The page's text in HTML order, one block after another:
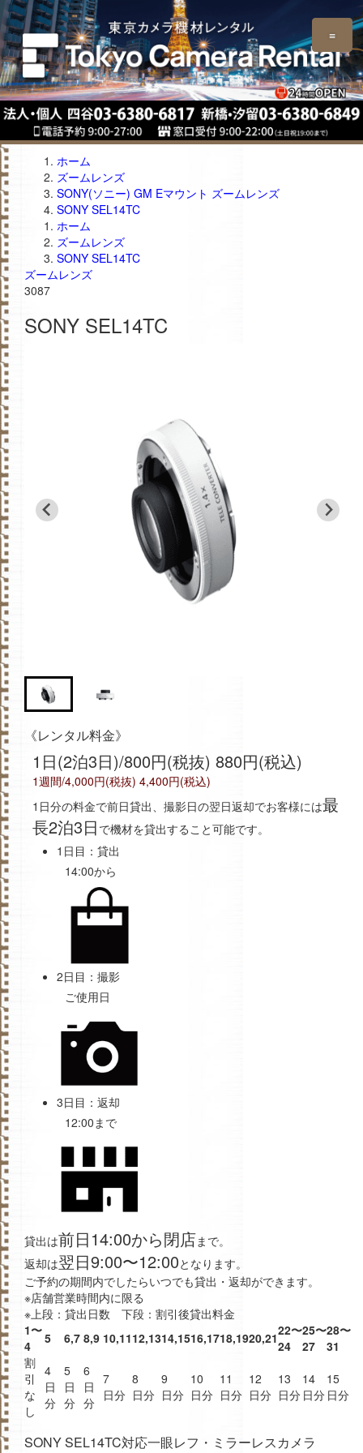
≡
ホーム
ズームレンズ
SONY(ソニー) GM Eマウント ズームレンズ
SONY SEL14TC
ホーム
ズームレンズ
SONY SEL14TC
ズームレンズ
3087
SONY SEL14TC
《レンタル料金》
1日(2泊3日)/800円(税抜) 880円(税込)
1週間/4,000円(税抜) 4,400円(税込)
1日分の料金で前日貸出、撮影日の翌日返却でお客様には最
長2泊3日 で機材を貸出すること可能です。
1日目：貸出
14:00から
2日目：撮影
ご使用日
3日目：返却
12:00まで
貸出は前日14:00から閉店まで。
返却は翌日9:00〜12:00となります。
ご予約の期間内でしたらいつでも貸出・返却ができます。
※店舗営業時間内に限る
※上段：貸出日数 下段：割引後貸出料金
1〜
4
5 6,7 8,9 10,1112,1314,1516,1718,1920,2122〜
24
25〜
27
28〜
31
割
引
な
し
4
日
分
5
日
分
6
日
分
7
日分
8
日分
9
日分
10
日分
11
日分
12
日分
13
日分
14
日分
15
日分
SONY SEL14TC対応一眼レフ・ミラーレスカメラ